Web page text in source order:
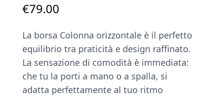
€79.00
La borsa Colonna orizzontale è il perfetto
equilibrio tra praticità e design raffinato.
La sensazione di comodità è immediata:
che tu la porti a mano o a spalla, si
adatta perfettamente al tuo ritmo